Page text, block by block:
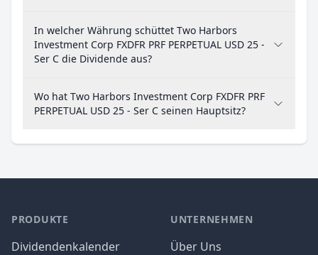
In welcher Währung schüttet Two Harbors
Investment Corp FXDFR PRF PERPETUAL USD 25 -
Ser C die Dividende aus?
Wo hat Two Harbors Investment Corp FXDFR PRF
PERPETUAL USD 25 - Ser C seinen Hauptsitz?
PRODUKTE
Dividendenkalender
UNTERNEHMEN
Über Uns